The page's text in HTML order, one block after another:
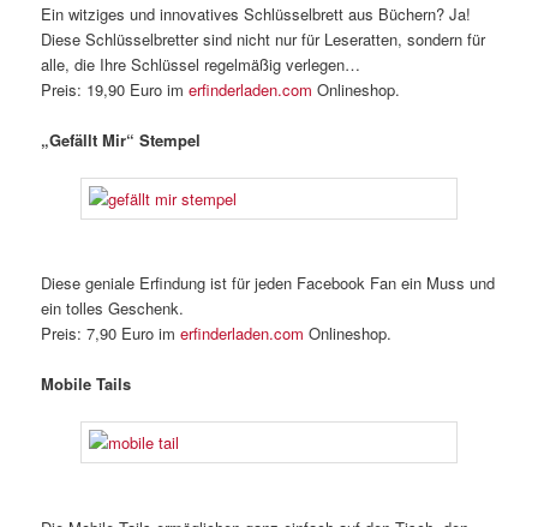
Ein witziges und innovatives Schlüsselbrett aus Büchern? Ja!
Diese Schlüsselbretter sind nicht nur für Leseratten, sondern für
alle, die Ihre Schlüssel regelmäßig verlegen…
Preis: 19,90 Euro imerfinderladen.com Onlineshop.
„Gefällt Mir“ Stempel
Diese geniale Erfindung ist für jeden Facebook Fan ein Muss und
ein tolles Geschenk.
Preis: 7,90 Euro imerfinderladen.com Onlineshop.
Mobile Tails